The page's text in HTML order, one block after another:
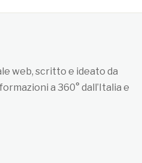
web, scritto e ideato da
a 360° dall’Italia e